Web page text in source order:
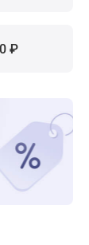
₽